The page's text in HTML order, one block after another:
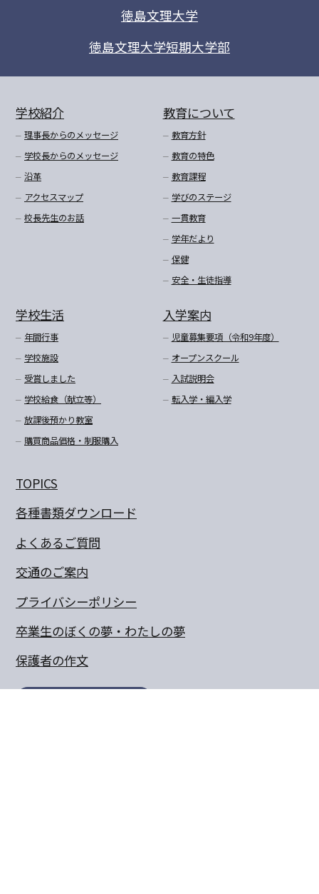
徳島文理大学
徳島文理大学短期大学部
学校紹介
理事長からのメッセージ
学校長からのメッセージ
沿革
アクセスマップ
校長先生のお話
教育について
教育方針
教育の特色
教育課程
学びのステージ
一貫教育
学年だより
保健
安全・生徒指導
学校生活
年間行事
学校施設
受賞しました
学校給食（献立等）
放課後預かり教室
購買商品価格・制服購入
入学案内
児童募集要項（令和9年度）
オープンスクール
入試説明会
転入学・編入学
TOPICS
各種書類ダウンロード
よくあるご質問
交通のご案内
プライバシーポリシー
卒業生のぼくの夢・わたしの夢
保護者の作文